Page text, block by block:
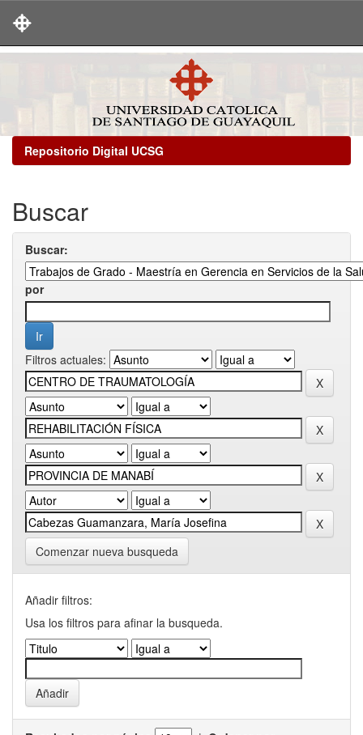
Repositorio Digital UCSG
Buscar
Buscar:
por
Filtros actuales:
Comenzar nueva busqueda
Añadir filtros:
Usa los filtros para afinar la busqueda.